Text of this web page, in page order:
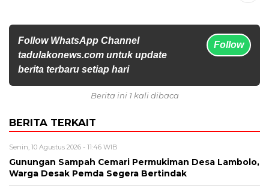
Follow WhatsApp Channel
tadulakonews.com untuk update
berita terbaru setiap hari
Follow
Berita ini 1 kali dibaca
BERITA TERKAIT
Senin, 10 Agustus 2026 - 11:46 WIB
Gunungan Sampah Cemari Permukiman Desa Lambolo,
Warga Desak Pemda Segera Bertindak